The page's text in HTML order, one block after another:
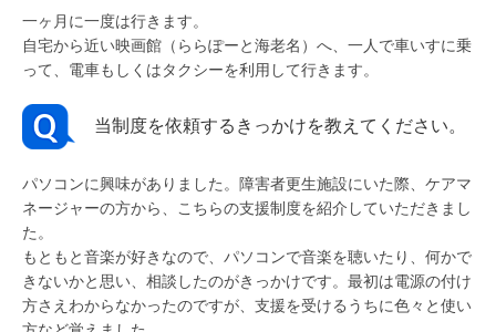
一ヶ月に一度は行きます。
自宅から近い映画館（ららぽーと海老名）へ、一人で車いすに乗
って、電車もしくはタクシーを利用して行きます。
当制度を依頼するきっかけを教えてください。
パソコンに興味がありました。障害者更生施設にいた際、ケアマ
ネージャーの方から、こちらの支援制度を紹介していただきまし
た。
もともと音楽が好きなので、パソコンで音楽を聴いたり、何かで
きないかと思い、相談したのがきっかけです。最初は電源の付け
方さえわからなかったのですが、支援を受けるうちに色々と使い